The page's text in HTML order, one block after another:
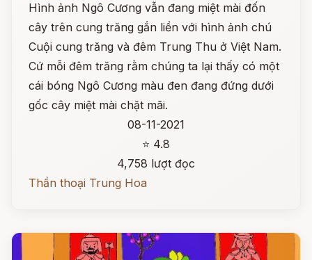
Hình ảnh Ngô Cương vẫn đang miệt mài đốn
cây trên cung trăng gắn liền với hình ảnh chú
Cuội cung trăng và đêm Trung Thu ở Việt Nam.
Cứ mỗi đêm trăng rằm chúng ta lại thấy có một
cái bóng Ngô Cương màu đen đang đứng dưới
gốc cây miệt mài chặt mãi.
08-11-2021
⭐ 4.8
4,758 lượt đọc
Thần thoại Trung Hoa